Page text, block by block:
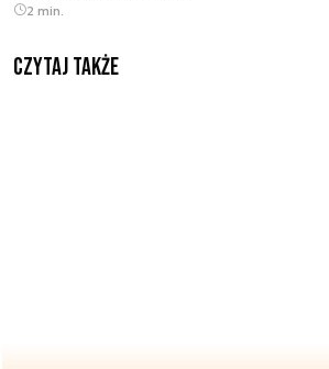
2 min.
Czytaj także